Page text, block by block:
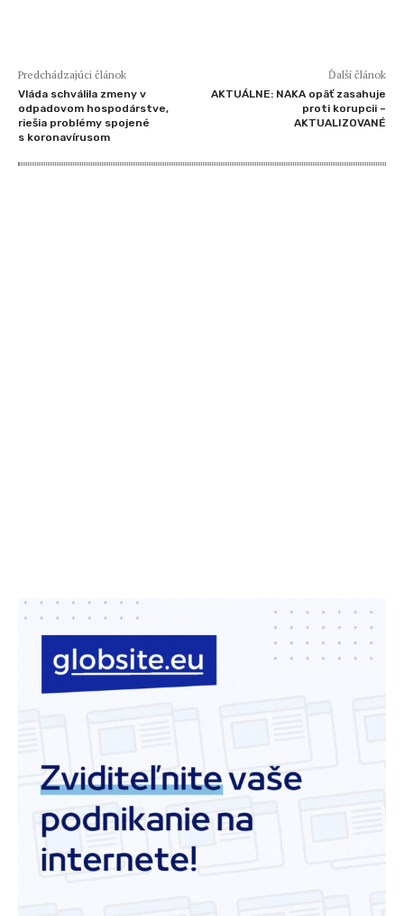
Predchádzajúci článok
Vláda schválila zmeny v
odpadovom hospodárstve,
riešia problémy spojené
s koronavírusom
Ďalší článok
AKTUÁLNE: NAKA opäť zasahuje
proti korupcii –
AKTUALIZOVANÉ